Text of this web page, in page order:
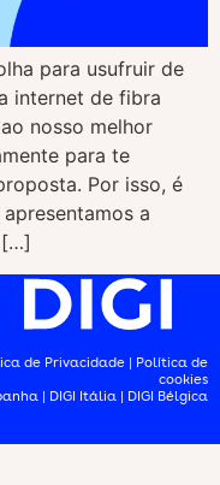
para usufruir de
internet de fibra
nosso melhor
para te
Por isso, é
a
[…]
de Privacidade | Política de
cookies
| DIGI Itália | DIGI Bélgica